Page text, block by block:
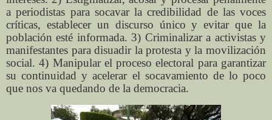
a periodistas para socavar la credibilidad de las voces
críticas, establecer un discurso único y evitar que la
población esté informada. 3) Criminalizar a activistas y
manifestantes para disuadir la protesta y la movilización
social. 4) Manipular el proceso electoral para garantizar
su continuidad y acelerar el socavamiento de lo poco
que nos va quedando de la democracia.